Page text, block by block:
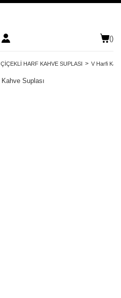
()
ÇİÇEKLİ HARF KAHVE SUPLASI V Harfi